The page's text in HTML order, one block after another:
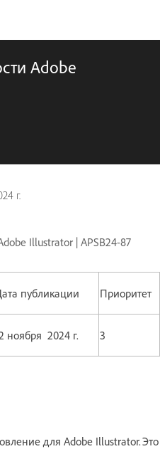
Adobe
г.
Illustrator | APSB24-87
публикации Приоритет
ноября 2024 г. 3
для Adobe Illustrator. Это